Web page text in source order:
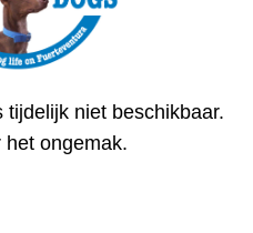
niet beschikbaar.
het ongemak.